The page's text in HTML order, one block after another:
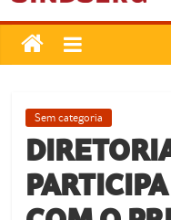
Sindicato
dos
Servidores
Públicos
Municipais
Sem categoria